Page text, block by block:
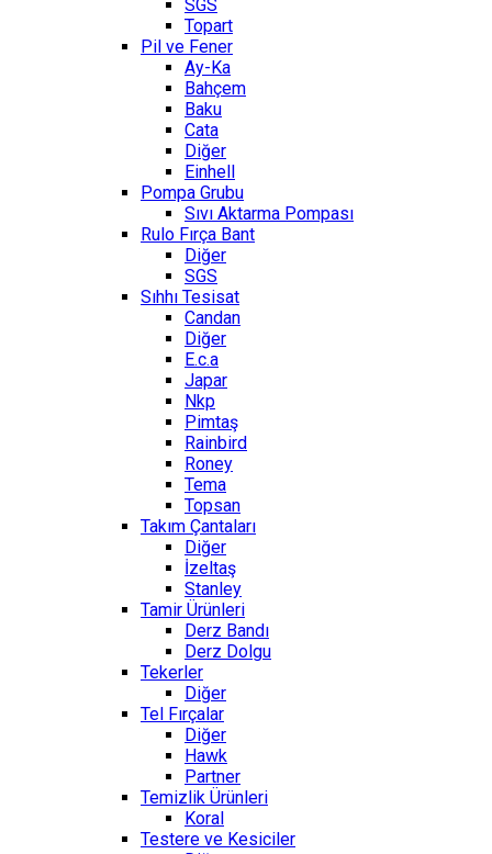
SGS
Topart
Pil ve Fener
Ay-Ka
Bahçem
Baku
Cata
Diğer
Einhell
Pompa Grubu
Sıvı Aktarma Pompası
Rulo Fırça Bant
Diğer
SGS
Sıhhı Tesisat
Candan
Diğer
E.c.a
Japar
Nkp
Pimtaş
Rainbird
Roney
Tema
Topsan
Takım Çantaları
Diğer
İzeltaş
Stanley
Tamir Ürünleri
Derz Bandı
Derz Dolgu
Tekerler
Diğer
Tel Fırçalar
Diğer
Hawk
Partner
Temizlik Ürünleri
Koral
Testere ve Kesiciler